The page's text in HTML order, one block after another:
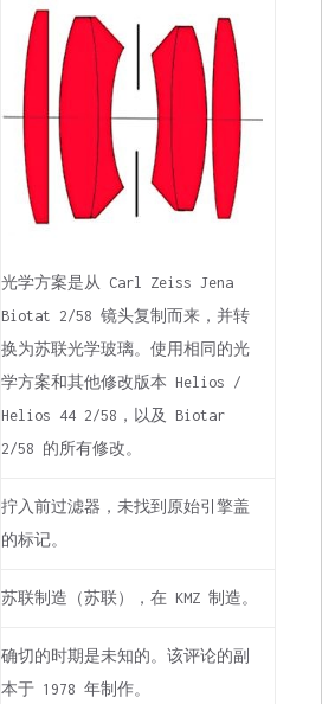
光学方案是从 Carl Zeiss Jena
Biotat 2/58 镜头复制而来，并转
换为苏联光学玻璃。使用相同的光
学方案和其他修改版本 Helios /
Helios 44 2/58，以及 Biotar
2/58 的所有修改。
拧入前过滤器，未找到原始引擎盖
的标记。
苏联制造（苏联），在 KMZ 制造。
确切的时期是未知的。该评论的副
本于 1978 年制作。